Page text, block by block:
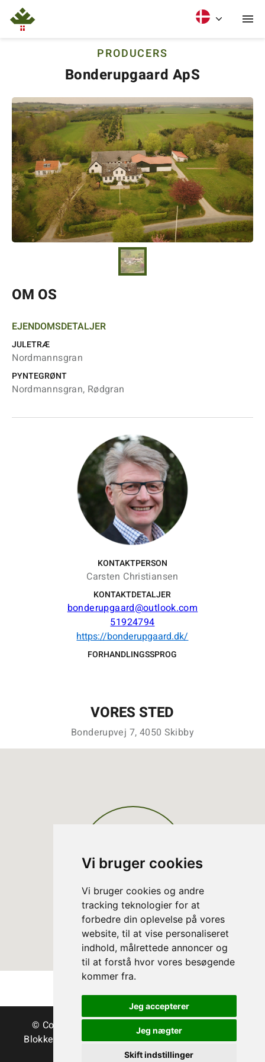
Vi bruger cookies
Vi bruger cookies og andre
tracking teknologier for at
forbedre din oplevelse på vores
website, til at vise personaliseret
indhold, målrettede annoncer og
til at forstå hvor vores besøgende
kommer fra.
Jeg accepterer
Jeg nægter
Skift indstillinger
PRODUCERS
Bonderupgaard ApS
OM OS
EJENDOMSDETALJER
JULETRÆ
Nordmannsgran
PYNTEGRØNT
Nordmannsgran, Rødgran
KONTAKTPERSON
Carsten Christiansen
KONTAKTDETALJER
bonderupgaard@outlook.com
51924794
https://bonderupgaard.dk/
FORHANDLINGSSPROG
VORES STED
Bonderupvej 7, 4050 Skibby
© Copyright Danske Juletræer - Træer & grønt
Blokken 15 | DK-3460 Birkerød | Tlf.:45 35 24 12|
info@christmastree.dk